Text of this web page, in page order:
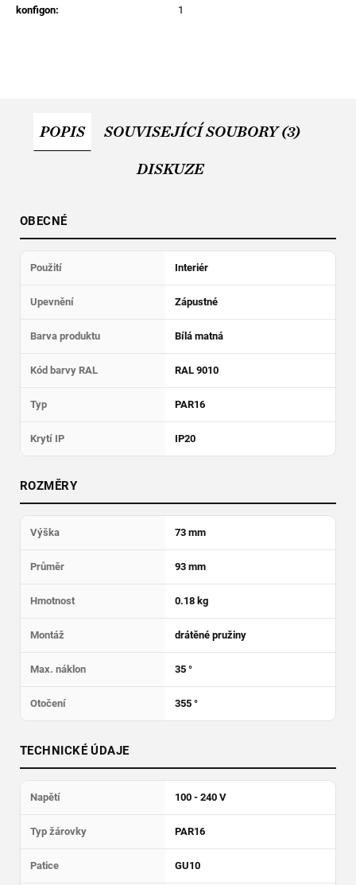
konfigon: 1
POPIS SOUVISEJÍCÍ SOUBORY (3)
DISKUZE
OBECNÉ
Použití Interiér
Upevnění Zápustné
Barva produktu Bílá matná
Kód barvy RAL RAL 9010
Typ PAR16
Krytí IP IP20
ROZMĚRY
Výška 73 mm
Průměr 93 mm
Hmotnost 0.18 kg
Montáž drátěné pružiny
Max. náklon 35 °
Otočení 355 °
TECHNICKÉ ÚDAJE
Napětí 100 - 240 V
Typ žárovky PAR16
Patice GU10